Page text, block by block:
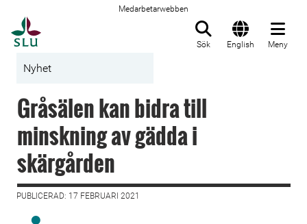
Medarbetarwebben
Sök English Meny
Nyhet
Gråsälen kan bidra till
minskning av gädda i
skärgården
PUBLICERAD: 17 FEBRUARI 2021